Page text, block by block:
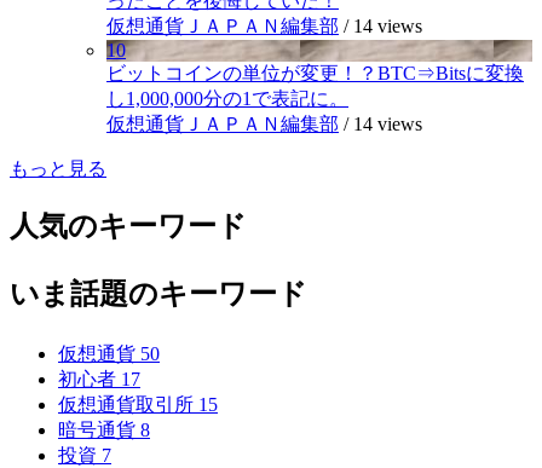
仮想通貨ＪＡＰＡＮ編集部 / 14 views
10
ビットコインの単位が変更！？BTC⇒Bitsに変換
し1,000,000分の1で表記に。
仮想通貨ＪＡＰＡＮ編集部 / 14 views
もっと見る
人気のキーワード
いま話題のキーワード
仮想通貨 50
初心者 17
仮想通貨取引所 15
暗号通貨 8
投資 7